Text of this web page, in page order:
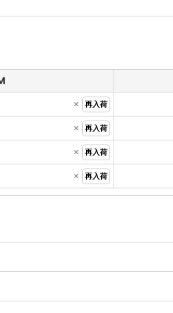
× 再入荷
× 再入荷
× 再入荷
× 再入荷